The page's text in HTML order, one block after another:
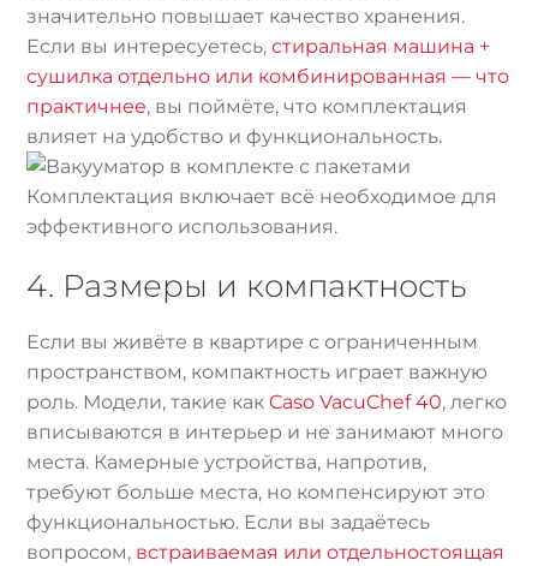
значительно повышает качество хранения.
Если вы интересуетесь,стиральная машина +
сушилка отдельно или комбинированная — что
практичнее, вы поймёте, что комплектация
влияет на удобство и функциональность.
Комплектация включает всё необходимое для
эффективного использования.
4. Размеры и компактность
Если вы живёте в квартире с ограниченным
пространством, компактность играет важную
роль. Модели, такие какCaso VacuChef 40, легко
вписываются в интерьер и не занимают много
места. Камерные устройства, напротив,
требуют больше места, но компенсируют это
функциональностью. Если вы задаётесь
вопросом, встраиваемая или отдельностоящая